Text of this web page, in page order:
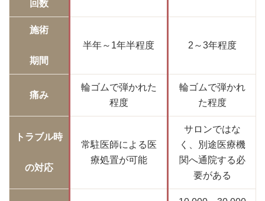
回数
施術
期間
半年～1年半程度 2～3年程度
痛み
輪ゴムで弾かれた
程度
輪ゴムで弾かれ
た程度
トラブル時
の対応
常駐医師による医
療処置が可能
サロンではな
く、別途医療機
関へ通院する必
要がある